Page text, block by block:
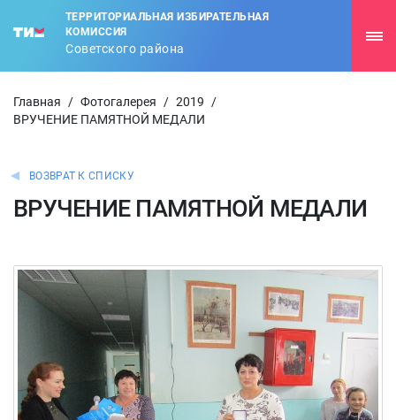
ТЕРРИТОРИАЛЬНАЯ ИЗБИРАТЕЛЬНАЯ
КОМИССИЯ
Советского района
Главная / Фотогалерея / 2019
/
ВРУЧЕНИЕ ПАМЯТНОЙ МЕДАЛИ
ВОЗВРАТ К СПИСКУ
ВРУЧЕНИЕ ПАМЯТНОЙ МЕДАЛИ